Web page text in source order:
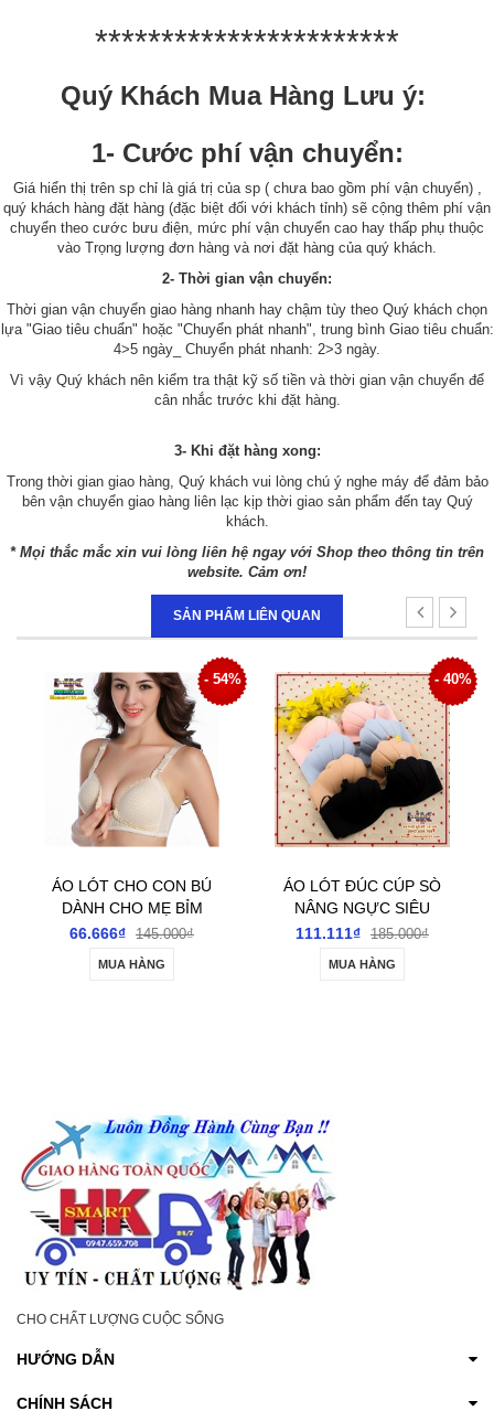
***********************
Quý Khách Mua Hàng Lưu ý:
1- Cước phí vận chuyển:
Giá hiển thị trên sp chỉ là giá trị của sp ( chưa bao gồm phí vận chuyển) ,
quý khách hàng đặt hàng (đặc biệt đối với khách tỉnh) sẽ cộng thêm phí vận
chuyển theo cước bưu điện, mức phí vận chuyển cao hay thấp phụ thuộc
vào Trọng lượng đơn hàng và nơi đặt hàng của quý khách.
2- Thời gian vận chuyển:
Thời gian vận chuyển giao hàng nhanh hay chậm tùy theo Quý khách chọn
lựa "Giao tiêu chuẩn" hoặc "Chuyển phát nhanh", trung bình Giao tiêu chuẩn:
4>5 ngày_ Chuyển phát nhanh: 2>3 ngày.
Vì vậy Quý khách nên kiểm tra thật kỹ số tiền và thời gian vận chuyển để
cân nhắc trước khi đặt hàng.
3- Khi đặt hàng xong:
Trong thời gian giao hàng, Quý khách vui lòng chú ý nghe máy để đảm bảo
bên vận chuyển giao hàng liên lạc kịp thời giao sản phẩm đến tay Quý
khách.
* Mọi thắc mắc xin vui lòng liên hệ ngay với Shop theo thông tin trên
website. Cảm ơn!
SẢN PHẨM LIÊN QUAN
- 54%
CON BÚ
- 40%
ÁO LÓT ĐÚC CÚP SÒ
NÂNG NGỰC SIÊU
111.111₫
ĐAI GEN BỤNG
HÌNH GIẢM
CẤP LATEX
122.222₫
CHO CHẤT LƯỢNG CUỘC SỐNG
HƯỚNG DẪN
CHÍNH SÁCH